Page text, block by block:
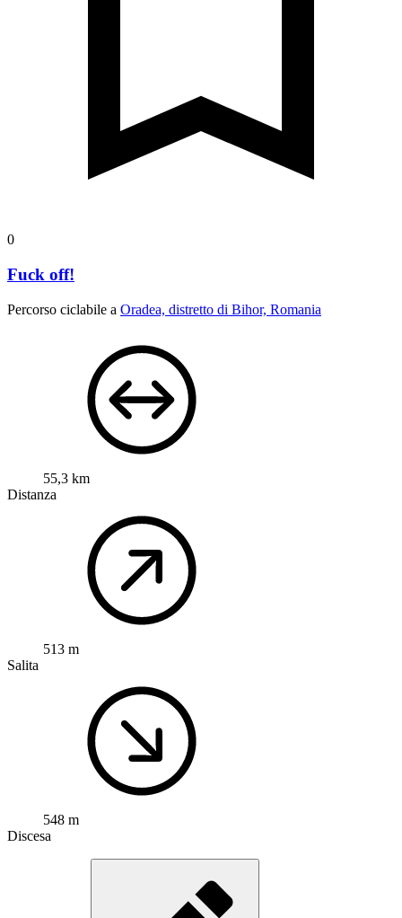
0
Fuck off!
Percorso ciclabile a Oradea, distretto di Bihor, Romania
55,3 km
Distanza
513 m
Salita
548 m
Discesa